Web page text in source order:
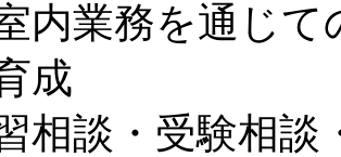
内業務を通じて
成
相談・受験相談